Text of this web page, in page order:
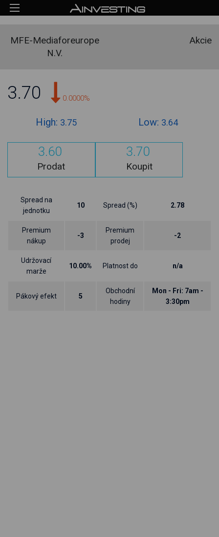
MFE-Mediaforeurope
N.V.
Akcie
3.70 0.0000%
High: 3.75 Low: 3.64
3.60
Prodat
3.70
Koupit
Spread na
jednotku
10 Spread (%) 2.78
Premium
nákup
-3
Premium
prodej
-2
Udržovací
marže
10.00% Platnost do n/a
Pákový efekt 5
Obchodní
hodiny
Mon - Fri: 7am -
3:30pm